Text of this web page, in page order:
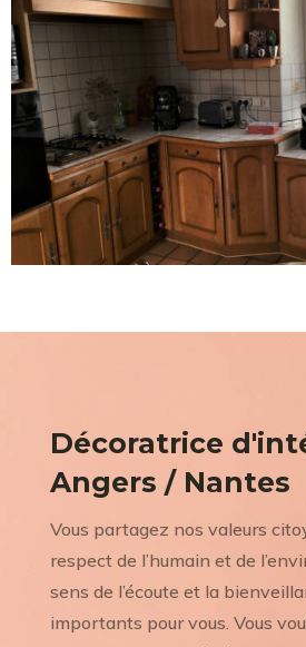
Décoratrice
Angers / Nantes
Vous partagez nos valeurs
respect de l’humain et de
sens de l’écoute et la
importants pour vous. Vous